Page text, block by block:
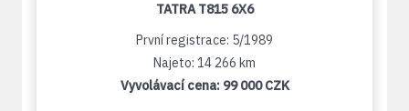
TATRA T815 6X6
První registrace: 5/1989
Najeto: 14 266 km
Vyvolávací cena: 99 000 CZK